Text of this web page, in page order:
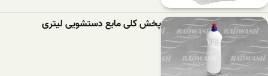
پخش کلی مایع دستشویی لیتری